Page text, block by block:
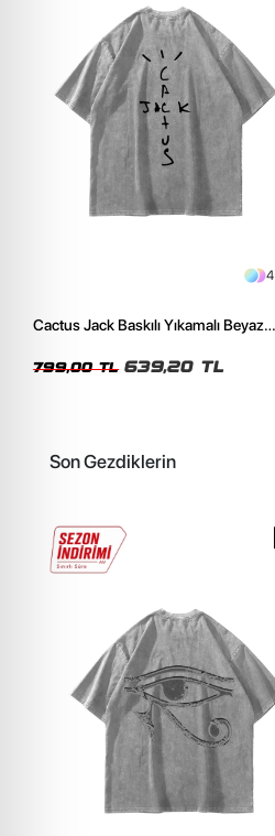
4
Cactus Jack Baskılı Yıkamalı Beyaz
799,00 TL 639,20 TL
Son Gezdiklerin